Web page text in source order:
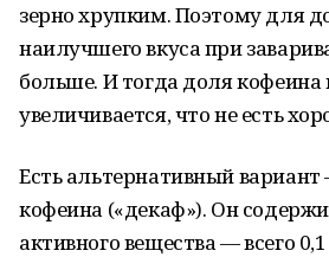
зерно хрупким. Поэтому для
наилучшего вкуса при
больше. И тогда доля кофеина
увеличивается, что не есть
Есть альтернативный вариант
кофеина («декаф»). Он
активного вещества — всего